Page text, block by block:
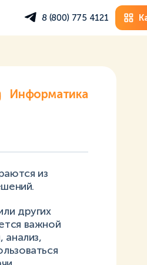
8 (800) 775 4121
Информатика
из
других
важной
анализ,